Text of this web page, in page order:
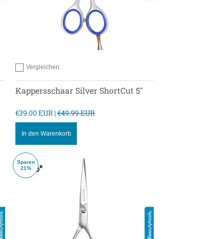
Hinzufügen zum vergleichen
Vergleichen
Kappersschaar Silver ShortCut 5"
€39.00 EUR |€49.99 EUR
In den Warenkorb
Sparen
21%